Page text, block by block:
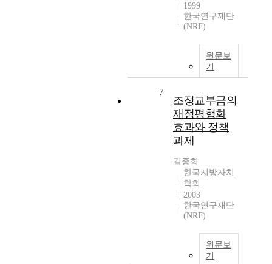
1999
한국연구재단
(NRF)
원문보
기
7
조정교부금의
재정평형화
효과와 정책
과제
김종희
한국지방자치
학회
2003
한국연구재단
(NRF)
원문보
기